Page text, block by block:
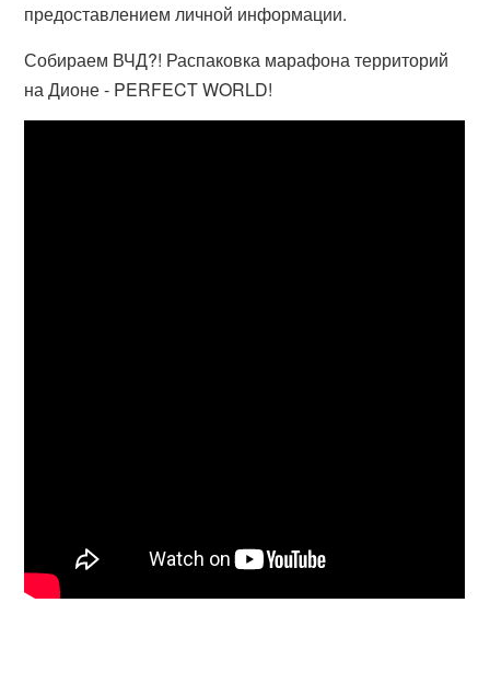
предоставлением личной информации.
Собираем ВЧД?! Распаковка марафона территорий
на Дионе - PERFECT WORLD!